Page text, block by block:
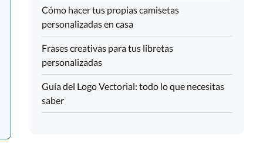
Cómo hacer tus propias camisetas
personalizadas en casa
Frases creativas para tus libretas
personalizadas
Guía del Logo Vectorial: todo lo que necesitas
saber